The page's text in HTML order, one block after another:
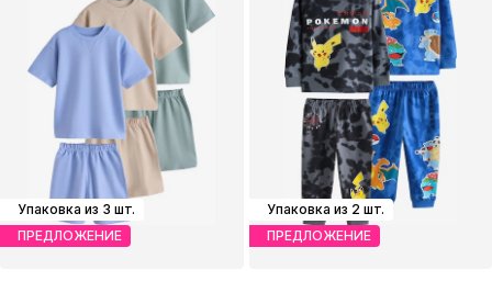
Упаковка из 3 шт.
ПРЕДЛОЖЕНИЕ
Упаковка из 2 шт.
ПРЕДЛОЖЕНИЕ